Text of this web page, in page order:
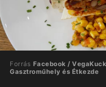
Forrás Facebook /
Gasztroműhely és Étkezde